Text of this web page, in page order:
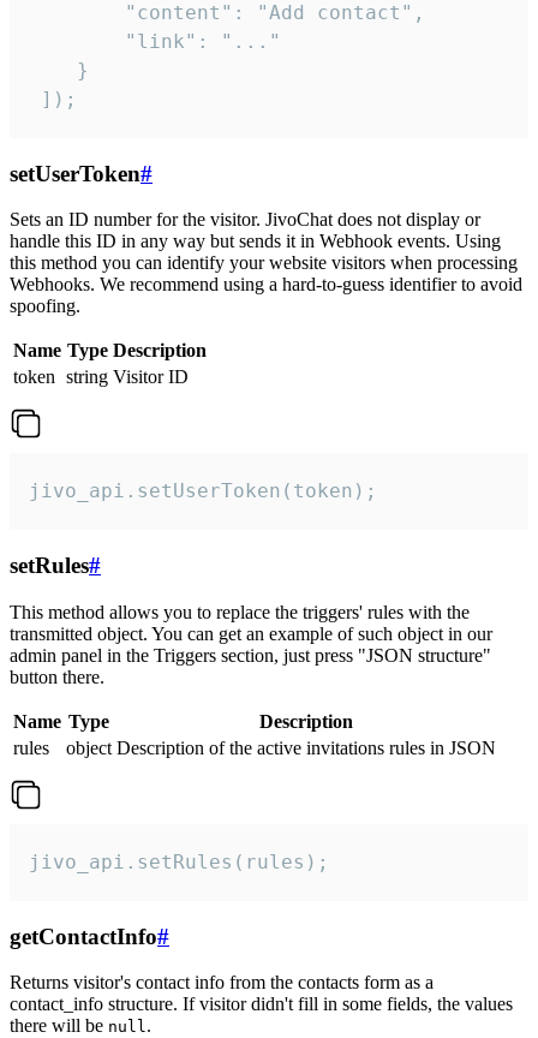
        "content": "Add contact",
        "link": "..."
    }
]);
setUserToken#
Sets an ID number for the visitor. JivoChat does not display or
handle this ID in any way but sends it in Webhook events. Using
this method you can identify your website visitors when processing
Webhooks. We recommend using a hard-to-guess identifier to avoid
spoofing.
Name Type Description
token string Visitor ID
jivo_api.setUserToken(token);
setRules#
This method allows you to replace the triggers' rules with the
transmitted object. You can get an example of such object in our
admin panel in the Triggers section, just press "JSON structure"
button there.
Name Type
Description
rules
object Description of the active invitations rules in JSON
jivo_api.setRules(rules);
getContactInfo#
Returns visitor's contact info from the contacts form as a
contact_info structure. If visitor didn't fill in some fields, the values
there will be null.